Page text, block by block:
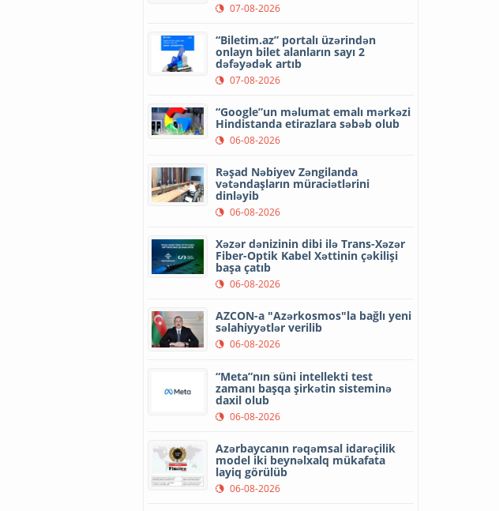
07-08-2026
“Biletim.az” portalı üzərindən
onlayn bilet alanların sayı 2
dəfəyədək artıb
07-08-2026
“Google”un məlumat emalı mərkəzi
Hindistanda etirazlara səbəb olub
06-08-2026
Rəşad Nəbiyev Zəngilanda
vətəndaşların müraciətlərini
dinləyib
06-08-2026
Xəzər dənizinin dibi ilə Trans-Xəzər
Fiber-Optik Kabel Xəttinin çəkilişi
başa çatıb
06-08-2026
AZCON-a "Azərkosmos"la bağlı yeni
səlahiyyətlər verilib
06-08-2026
“Meta”nın süni intellekti test
zamanı başqa şirkətin sisteminə
daxil olub
06-08-2026
Azərbaycanın rəqəmsal idarəçilik
model iki beynəlxalq mükafata
layiq görülüb
06-08-2026